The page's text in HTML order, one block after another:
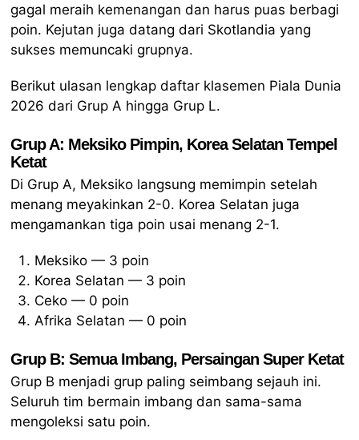
gagal meraih kemenangan dan harus puas berbagi
poin. Kejutan juga datang dari Skotlandia yang
sukses memuncaki grupnya.
Berikut ulasan lengkap daftar klasemen Piala Dunia
2026 dari Grup A hingga Grup L.
Grup A: Meksiko Pimpin, Korea Selatan Tempel
Ketat
Di Grup A, Meksiko langsung memimpin setelah
menang meyakinkan 2-0. Korea Selatan juga
mengamankan tiga poin usai menang 2-1.
Meksiko — 3 poin
Korea Selatan — 3 poin
Ceko — 0 poin
Afrika Selatan — 0 poin
Grup B: Semua Imbang, Persaingan Super Ketat
Grup B menjadi grup paling seimbang sejauh ini.
Seluruh tim bermain imbang dan sama-sama
mengoleksi satu poin.